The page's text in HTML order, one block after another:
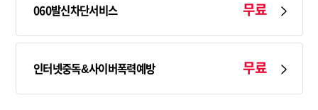
060발신차단서비스 무료
인터넷중독&사이버폭력예방 무료